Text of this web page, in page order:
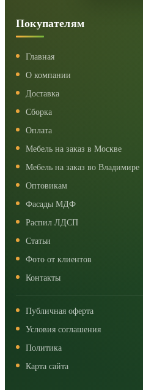
Покупателям
Главная
О компании
Доставка
Сборка
Оплата
Мебель на заказ в Москве
Мебель на заказ во Владимире
Оптовикам
Фасады МДФ
Распил ЛДСП
Статьи
Фото от клиентов
Контакты
Публичная оферта
Условия соглашения
Политика
Карта сайта